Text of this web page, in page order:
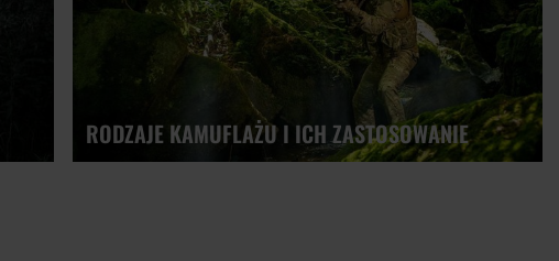
RODZAJE KAMUFLAŻU I ICH ZASTOSOWANIE